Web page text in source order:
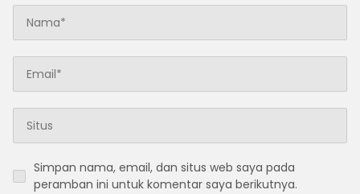
Simpan nama, email, dan situs web saya pada
peramban ini untuk komentar saya berikutnya.